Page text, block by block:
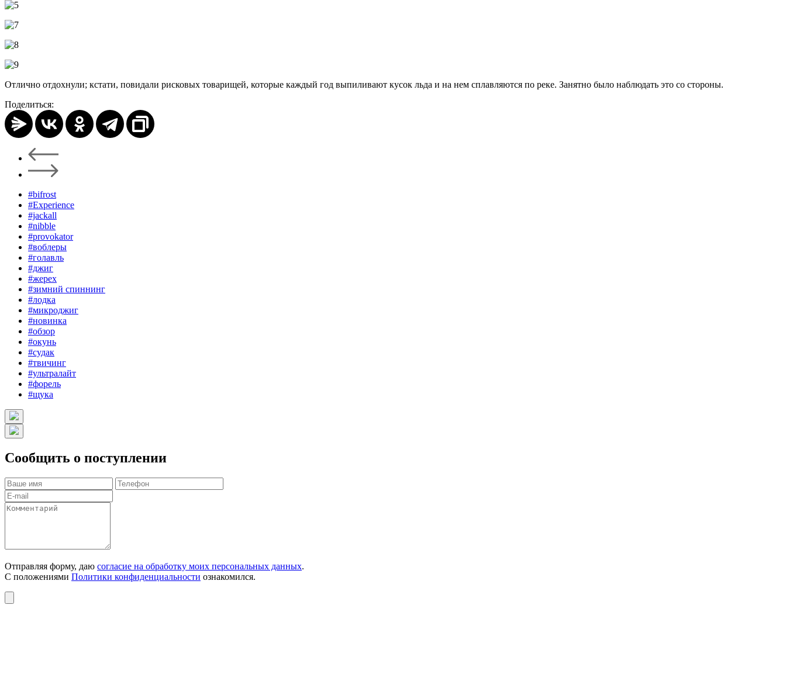
Отлично отдохнули; кстати, повидали рисковых товарищей, которые каждый год выпиливают кусок льда и на нем сплавляются по реке. Занятно было наблюдать это со стороны.
Поделиться:
#bifrost
#Experience
#jackall
#nibble
#provokator
#воблеры
#голавль
#джиг
#жерех
#зимний спиннинг
#лодка
#микроджиг
#новинка
#обзор
#окунь
#судак
#твичинг
#ультралайт
#форель
#щука
Сообщить о поступлении
Отправляя форму, даю согласие на обработку моих персональных данных.
С положениями Политики конфиденциальности ознакомился.